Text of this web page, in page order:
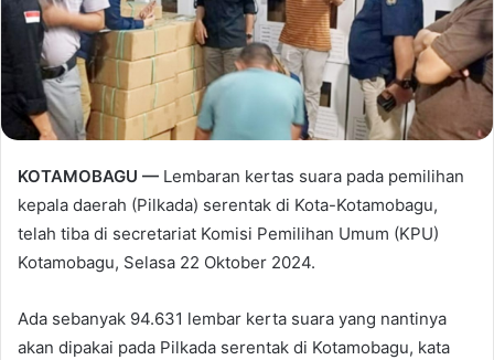
KOTAMOBAGU — Lembaran kertas suara pada pemilihan
kepala daerah (Pilkada) serentak di Kota-Kotamobagu,
telah tiba di secretariat Komisi Pemilihan Umum (KPU)
Kotamobagu, Selasa 22 Oktober 2024.
Ada sebanyak 94.631 lembar kerta suara yang nantinya
akan dipakai pada Pilkada serentak di Kotamobagu, kata